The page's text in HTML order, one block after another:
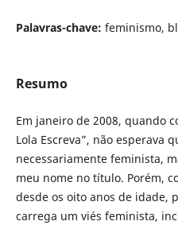
Palavras-chave: feminismo,
Resumo
Em janeiro de 2008, quando
Lola Escreva”, não esperava
necessariamente feminista,
meu nome no título. Porém,
desde os oito anos de idade,
carrega um viés feminista,